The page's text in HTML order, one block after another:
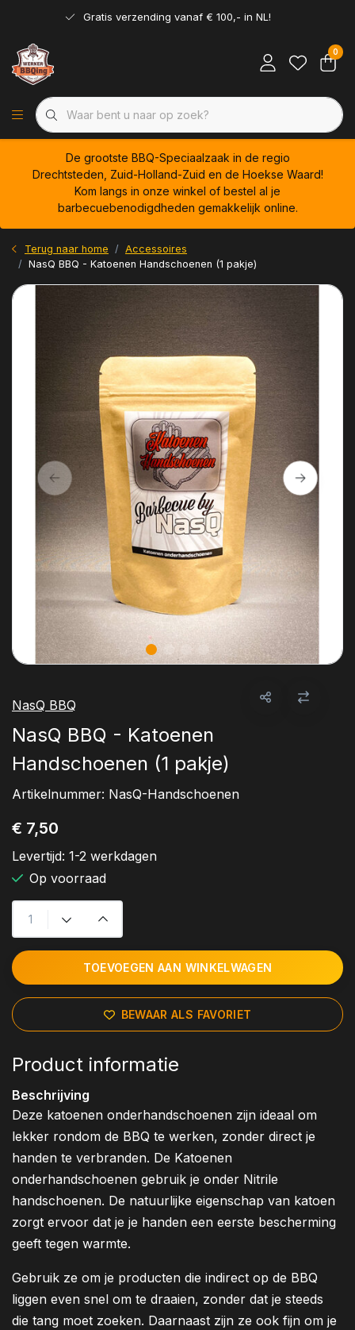
Gratis verzending vanaf € 100,- in NL!
0
De grootste BBQ-Speciaalzaak in de regio
Drechtsteden, Zuid-Holland-Zuid en de Hoekse Waard!
Kom langs in onze winkel of bestel al je
barbecuebenodigdheden gemakkelijk online.
Terug naar home
Accessoires
NasQ BBQ - Katoenen Handschoenen (1 pakje)
NasQ BBQ
NasQ BBQ - Katoenen
Handschoenen (1 pakje)
Artikelnummer: NasQ-Handschoenen
€ 7,50
Levertijd: 1-2 werkdagen
Op voorraad
TOEVOEGEN AAN WINKELWAGEN
BEWAAR ALS FAVORIET
Product informatie
Beschrijving
Deze katoenen onderhandschoenen zijn ideaal om
lekker rondom de BBQ te werken, zonder direct je
handen te verbranden. De Katoenen
onderhandschoenen gebruik je onder Nitrile
handschoenen. De natuurlijke eigenschap van katoen
zorgt ervoor dat je je handen een eerste bescherming
geeft tegen warmte.
Gebruik ze om je producten die indirect op de BBQ
liggen even snel om te draaien, zonder dat je steeds
die tang moet zoeken. Daarnaast zijn ze ook fijn om je